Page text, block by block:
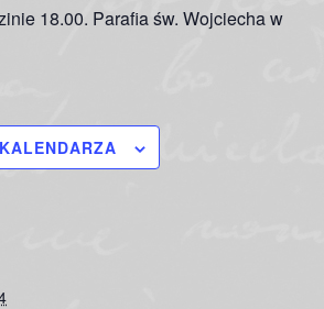
18.00. Parafia św. Wojciecha w